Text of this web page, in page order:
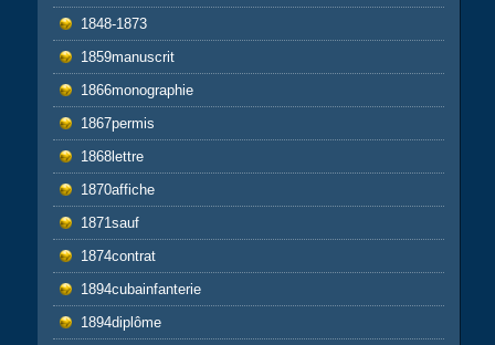
1848-1873
1859manuscrit
1866monographie
1867permis
1868lettre
1870affiche
1871sauf
1874contrat
1894cubainfanterie
1894diplôme